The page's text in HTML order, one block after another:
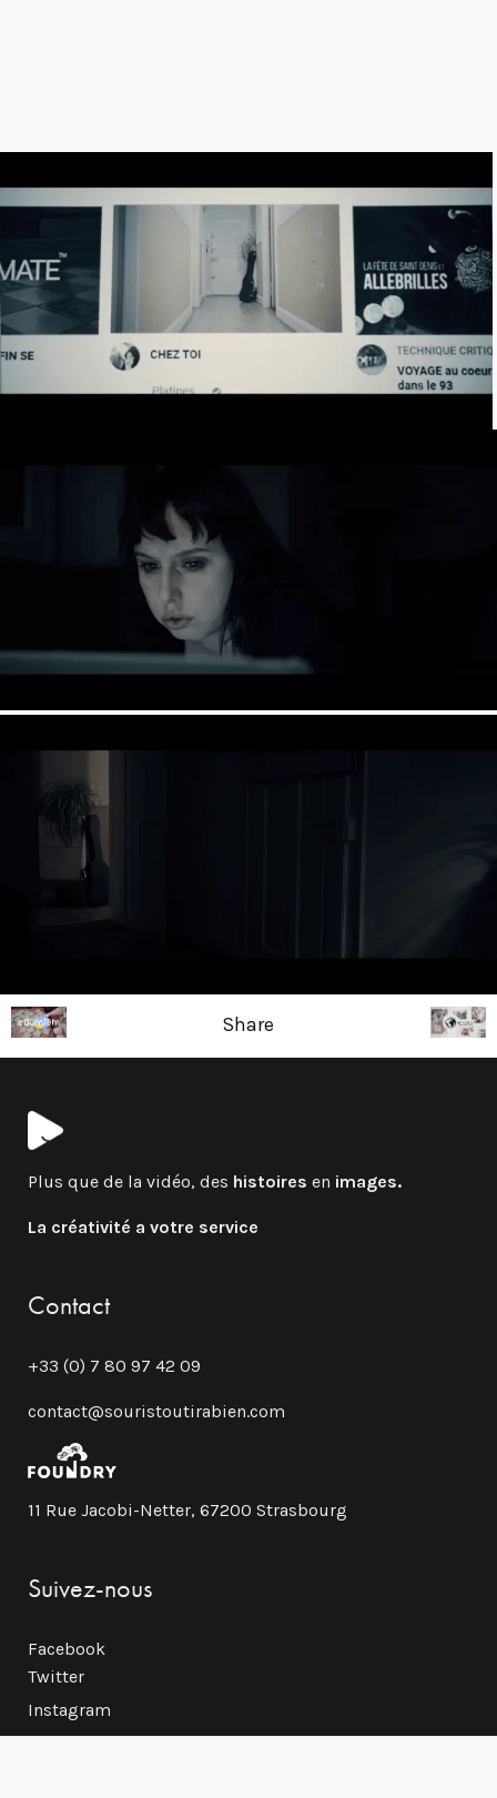
Share
Plus que de la vidéo, des histoires en images.
La créativité a votre service
Contact
+33 (0) 7 80 97 42 09
contact@souristoutirabien.com
11 Rue Jacobi-Netter, 67200 Strasbourg
Suivez-nous
Facebook
Twitter
Instagram
Linkedin